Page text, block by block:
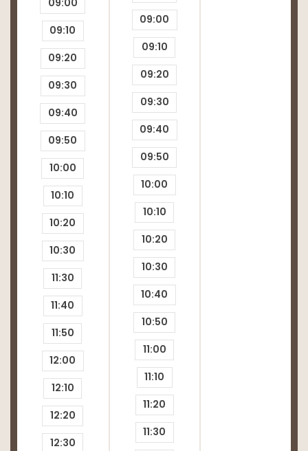
09:00
09:10
09:20
09:30
09:40
09:50
10:00
10:10
10:20
10:30
11:30
11:40
11:50
12:00
12:10
12:20
12:30
09:00
09:10
09:20
09:30
09:40
09:50
10:00
10:10
10:20
10:30
10:40
10:50
11:00
11:10
11:20
11:30